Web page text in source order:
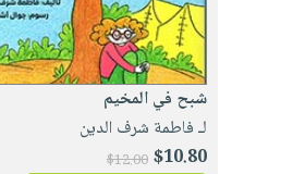
شبح في المخيم
لـ فاطمة شرف الدين
$10.80
$12.00